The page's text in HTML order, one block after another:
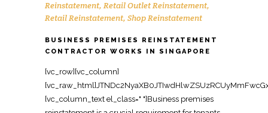
Reinstatement, Retail Outlet Reinstatement,
Retail Reinstatement, Shop Reinstatement
BUSINESS PREMISES REINSTATEMENT
CONTRACTOR WORKS IN SINGAPORE
[vc_row][vc_column][vc_raw_html]JTNDc2NyaXB0JTIwdHlwZSUzRCUyMmFwcGxpY2F0aW9uJTJGbGQlMkJqc29uJTIyJTNFJTBBJTdCJTBBJTIwJTIwJTIyJTQwY29udGV4dCUyMiUzQSUyMCUyMmh0dHBzJTNBJTJGJTJGc2NoZW1hLm9yZyUyMiUyQyUwQSUyMCUyMCUyMiU0MGdyYXBoJTIyJTNBJTIwJTVCJTBBJTIwJTIwJTIwJTIwJTdCJTBBJTIwJTIwJTIwJTIwJTIwJTIwJTIyJTQwdHlwZSUyMiUzQSUyMCUyMk9yZ2FuaXphdGlvbiUyMiUyQyUwQSUyMCUyMCUyMCUyMCUyMCUyMCUyMm5hbWUlMjIlM0ElMjAlMjJPZmZpY2UlMjBSZWluc3RhdGVtZW50JTIwU2luZ2Fwb3JlJTIyJTJDJTBBJTIwJTIwJTIwJTIwJTIwJTIwJTIydXJsJTIyJTNBJTIwJTIyaHR0cHMlM0ElMkYlMkZ3d3cub2ZmaWNlcmVpbnN0YXRlbWVudHNpbmdhcG9yZS5jb20lMkYlMjIlMkMlMEElMjAlMjAlMjAlMjAlMjAlMjAlMjJsb2dvJTIyJTNBJTIwJTIyaHR0cHMlM0ElMkYlMkZ3d3cub2ZmaWNlcmVpbnN0YXRlbWVudHNpbmdhcG9yZS5jb20lMkZsb2dvLnBuZyUyMiUyQyUwQSUyMCUyMCUyMCUyMCUyMCUyMCUyMnNhbWVBcyUyMiUzQSUyMCU1QiUwQSUyMCUyMCUyMCUyMCUyMCUyMCUyMCUyMCUyMmh0dHBzJTNBJTJGJTJGd3d3LmZhY2Vib29rLmNvbSUyRk9mZmljZVJlaW5zdGF0ZW1lbnRTaW5nYXBvcmUlMjIlMkMlMEElMjAlMjAlMjAlMjAlMjAlMjAlMjAlMjAlMjJodHRwcyUzQSUyRiUyRnd3dy5saW5rZWRpbi5jb20lMkZjb21wYW55JTJGb2ZmaWNlLXJlaW5zdGF0ZW1lbnQtc2luZ2Fwb3JlJTIyJTBBJTIwJTIwJTIwJTIwJTIwJTIwJTVEJTJDJTBBJTIwJTIwJTIwJTIwJTIwJTIwJTIyY29udGFjdFBvaW50JTIyJTNBJTIwJTVCJTBBJTIwJTIwJTIwJTIwJTIwJTIwJTIwJTIwJTdCJTBBJTIwJTIwJTIwJTIwJTIwJTIwJTIwJTIwJTIwJTIwJTIyJTQwdHlwZSUyMiUzQSUyMCUyMkNvbnRhY3RQb2ludCUyMiUyQyUwQSUyMCUyMCUyMCUyMCUyMCUyMCUyMCUyMCUyMCUyMCUyMnRlbGVwaG9uZSUyMiUzQSUyMCUyMiUyQjY1JTIwNjM2OSUyMDgxMjMlMjIlMkMlMEElMjAlMjAlMjAlMjAlMjAlMjAlMjAlMjAlMjAlMjAlMjJjb250YWN0VHlwZSUyMiUzQSUyMCUyMmN1c3RvbWVyJTIwc2VydmljZSUyMiUyQyUwQSUyMCUyMCUyMCUyMCUyMCUyMCUyMCUyMCUyMCUyMCUyMmFyZWFTZXJ2ZWQlMjIlM0ElMjAlMjJTRyUyMiUyQyUwQSUyMCUyMCUyMCUyMCUyMCUyMCUyMCUyMCUyMCUyMCUyMmF2YWlsYWJsZUxhbmd1YWdlJTIyJTNBJTIwJTIyZW4lMjIlMEElMjAlMjAlMjAlMjAlMjAlMjAlMjAlMjAlN0QlMEElMjAlMjAlMjAlMjAlMjAlMjAlNUQlMEElMjAlMjAlMjAlMjAlN0QlMkMlMEElMjAlMjAlMjAlMjAlN0IlMEElMjAlMjAlMjAlMjAlMjAlMjAlMjIlNDB0eXBlJTIyJTNBJTIwJTIyV2ViU2l0ZSUyMiUyQyUwQSUyMCUyMCUyMCUyMCUyMCUyMCUyMnVybCUyMiUzQSUyMCUyMmh0dHBzJTNBJTJGJTJGd3d3Lm9mZmljZXJlaW5zdGF0ZW1lbnRzaW5nYXBvcmUuY29tJTJGJTIyJTJDJTBBJTIwJTIwJTIwJTIwJTIwJTIwJTIycG90ZW50aWFsQWN0aW9uJTIyJTNBJTIwJTdCJTBBJTIwJTIwJTIwJTIwJTIwJTIwJTIwJTIwJTIyJTQwdHlwZSUyMiUzQSUyMCUyMlNlYXJjaEFjdGlvbiUyMiUyQyUwQSUyMCUyMCUyMCUyMCUyMCUyMCUyMCUyMCUyMnRhcmdldCUyMiUzQSUyMCUyMmh0dHBzJTNBJTJGJTJGd3d3Lm9mZmljZXJlaW5zdGF0ZW1lbnRzaW5nYXBvcmUuY29tJTJGJTNGcyUzRCU3QnNlYXJjaF90ZXJtX3N0cmluZyU3RCUyMiUyQyUwQSUyMCUyMCUyMCUyMCUyMCUyMCUyMCUyMCUyMnF1ZXJ5LWlucHV0JTIyJTNBJTIwJTIycmVxdWlyZWQlMjBuYW1lJTNEc2VhcmNoX3Rlcm1fc3RyaW5nJTIyJTBBJTIwJTIwJTIwJTIwJTIwJTIwJTdEJTBBJTIwJTIwJTIwJTIwJTdEJTJDJTBBJTIwJTIwJTIwJTIwJTdCJTBBJTIwJTIwJTIwJTIwJTIwJTIwJTIyJTQwdHlwZSUyMiUzQSUyMCUyMkxvY2FsQnVzaW5lc3MlMjIlMkMlMEElMjAlMjAlMjAlMjAlMjAlMjAlMjJuYW1lJTIyJTNBJTIwJTIyT2ZmaWNlJTIwUmVpbnN0YXRlbWVudCUyMFNpbmdhcG9yZSUyMENvbnRyYWN0b3IlMjIlMkMlMEElMjAlMjAlMjAlMjAlMjAlMjAlMjJhZGRyZXNzJTIyJTNBJTIwJTdCJTBBJTIwJTIwJTIwJTIwJTIwJTIwJTIwJTIwJTIyJTQwdHlwZSUyMiUzQSUyMCUyMlBvc3RhbEFkZHJlc3MlMjIlMkMlMEElMjAlMjAlMjAlMjAlMjAlMjAlMjAlMjAlMjJzdHJlZXRBZGRyZXNzJTIyJTNBJTIwJTIyOCUyMEFkbWlyYWx0eSUyMFN0cmVldCUyMCUyMzA3JUUyJTgwJTkxMDElMjBBZG1pcmF4JTIyJTJDJTBBJTIwJTIwJTIwJTIwJTIwJTIwJTIwJTIwJTIyYWRkcmVzc0xvY2FsaXR5JTIyJTNBJTIwJTIyU2luZ2Fwb3JlJTIyJTJDJTBBJTIwJTIwJTIwJTIwJTIwJTIwJTIwJTIwJTIycG9zdGFsQ29kZSUyMiUzQSUyMCUyMjc1NzQzOCUyMiUyQyUwQSUyMCUyMCUyMCUyMCUyMCUyMCUyMCUyMCUyMmFkZHJlc3NDb3VudHJ5JTIyJTNBJTIwJTIyU0clMjIlMEElMjAlMjAlMjAlMjAlMjAlMjAlN0QlMkMlMEElMjAlMjAlMjAlMjAlMjAlMjAlMjJ0ZWxlcGhvbmUlMjIlM0ElMjAlMjIlMkI2NSUyMDYzNjklMjA4MTIzJTIyJTJDJTBBJTIwJTIwJTIwJTIwJTIwJTIwJTIydXJsJTIyJTNBJTIwJTIyaHR0cHMlM0ElMkYlMkZ3d3cub2ZmaWNlcmVpbnN0YXRlbWVudHNpbmdhcG9yZS5jb20lMkZidXNpbmVzcy1wcmVtaXNlcy1yZWluc3RhdGVtZW50LXNpbmdhcG9yZS1jb250cmFjdG9yJTJGJTIyJTJDJTBBJTIwJTIwJTIwJTIwJTIwJTIwJTIyZGVzY3JpcHRpb24lMjIlM0ElMjAlMjJSZWxpYWJsZSUyMGJ1c2luZXNzJTIwcHJlbWlzZXMlMjByZWluc3RhdGVtZW50JTIwY29udHJhY3RvciUyMGluJTIwU2luZ2Fwb3JlJTJDJTIwcHJvdmlkaW5nJTIwZnVsbCUyMGNvbW1lcmNpYWwlMjByZWluc3RhdGVtZW50JTIwc2VydmljZXMlMjBhY3Jvc3MlMjBvZmZpY2VzJTJDJTIwcmV0YWlsJTJDJTIwaW5kdXN0cmlhbCUyMGFuZCUyMGJ1c2luZXNzJTIwc3BhY2VzJTIwdG8lMjBtZWV0JTIwbGVhc2UlMjBoYW5kb3ZlciUyMHJlcXVpcmVtZW50cy4lRTIlODAlQUYlMjIlMjAlMkMlMEElMjAlMjAlMjAlMjAlMjAlMjAlMjJvcGVuaW5nSG91cnNTcGVjaWZpY2F0aW9uJTIyJTNBJTIwJTVCJTBBJTIwJTIwJTIwJTIwJTIwJTIwJTIwJTIwJTdCJTBBJTIwJTIwJTIwJTIwJTIwJTIwJTIwJTIwJTIwJTIwJTIyJTQwdHlwZSUyMiUzQSUyMCUyMk9wZW5pbmdIb3Vyc1NwZWNpZmljYXRpb24lMjIlMkMlMEElMjAlMjAlMjAlMjAlMjAlMjAlMjAlMjAlMjAlMjAlMjJkYXlPZldlZWslMjIlM0ElMjAlNUIlMjJNb25kYXklMjIlMkMlMjJUdWVzZGF5JTIyJTJDJTIyV2VkbmVzZGF5JTIyJTJDJTIyVGh1cnNkYXklMjIlMkMlMjJGcmlkYXklMjIlNUQlMkMlMEElMjAlMjAlMjAlMjAlMjAlMjAlMjAlMjAlMjAlMjAlMjJvcGVucyUyMiUzQSUyMCUyMjA5JTNBMDAlMjIlMkMlMEElMjAlMjAlMjAlMjAlMjAlMjAlMjAlMjAlMjAlMjAlMjJjbG9zZXMlMjIlM0ElMjAlMjIxOCUzQTAwJTIyJTBBJTIwJTIwJTIwJTIwJTIwJTIwJTIwJTIwJTdEJTJDJTBBJTIwJTIwJTIwJTIwJTIwJTIwJTIwJTIwJTdCJTBBJTIwJTIwJTIwJTIwJTIwJTIwJTIwJTIwJTIwJTIwJTIyJTQwdHlwZSUyMiUzQSUyMCUyMk9wZW5pbmdIb3Vyc1NwZWNpZmljYXRpb24lMjIlMkMlMEElMjAlMjAlMjAlMjAlMjAlMjAlMjAlMjAlMjAlMjAlMjJkYXlPZldlZWslMjIlM0ElMjAlMjJTYXR1cmRheSUyMiUyQyUwQSUyMCUyMCUyMCUyMCUyMCUyMCUyMCUyMCUyMCUyMCUyMm9wZW5zJTIyJTNBJTIwJTIyMDklM0EwMCUyMiUyQyUwQSUyMCUyMCUyMCUyMCUyMCUyMCUyMCUyMCUyMCUyMCUyMmNsb3NlcyUyMiUzQSUyMCUyMjEyJTNBMDAlMjIlMEElMjAlMjAlMjAlMjAlMjAlMjAlMjAlMjAlN0QlMEElMjAlMjAlMjAlMjAlMjAlMjAlNUQlMkMlMEElMjAlMjAlMjAlMjAlMjAlMjAlMjJpbWFnZSUyMiUzQSUyMCU1QiUwQSUyMCUyMCUyMCUyMCUyMCUyMCUyMCUyMCUyMmh0dHBzJTNBJTJGJTJGd3d3Lm9mZmljZXJlaW5zdGF0ZW1lbnRzaW5nYXBvcmUuY29tJTJGaW1hZ2VzJTJGYnVzaW5lc3MtcHJlbWlzZXMtcmVpbnN0YXRlbWVudC0xLmpwZyUyMiUyQyUwQSUyMCUyMCUyMCUyMCUyMCUyMCUyMCUyMCUyMmh0dHBzJTNBJTJGJTJGd3d3Lm9mZmljZXJlaW5zdGF0ZW1lbnRzaW5nYXBvcmUuY29tJTJGaW1hZ2VzJTJGYnVzaW5lc3MtcHJlbWlzZXMtcmVpbnN0YXRlbWVudC0yLmpwZyUyMiUwQSUyMCUyMCUyMCUyMCUyMCUyMCU1RCUyQyUwQSUyMCUyMCUyMCUyMCUyMCUyMCUyMmFnZ3JlZ2F0ZVJhdGluZyUyMiUzQSUyMCU3QiUwQSUyMCUyMCUyMCUyMCUyMCUyMCUyMCUyMCUyMiU0MHR5cGUlMjIlM0ElMjAlMjJBZ2dyZWdhdGVSYXRpbmclMjIlMkMlMEElMjAlMjAlMjAlMjAlMjAlMjAlMjAlMjAlMjJyYXRpbmdWYWx1ZSUyMiUzQSUyMCUyMjQuOSUyMiUyQyUwQSUyMCUyMCUyMCUyMCUyMCUyMCUyMCUyMCUyMnJldmlld0NvdW50JTIyJTNBJTIwJTIyNDUlMjIlMEElMjAlMjAlMjAlMjAlMjAlMjAlN0QlMkMlMEElMjAlMjAlMjAlMjAlMjAlMjAlMjJwcmljZVJhbmdlJTIyJTNBJTIwJTIyQ29udGFjdCUyMGZvciUyMHF1b3RlJTIyJTBBJTIwJTIwJTIwJTIwJTdEJTJDJTBBJTIwJTIwJTIwJTIwJTdCJTBBJTIwJTIwJTIwJTIwJTIwJTIwJTIyJTQwdHlwZSUyMiUzQSUyMCUyMlNlcnZpY2UlMjIlMkMlMEElMjAlMjAlMjAlMjAlMjAlMjAlMjJzZXJ2aWNlVHlwZSUyMiUzQSUyMCUyMkJ1c2luZXNzJTIwUHJlbWlzZXMlMjBSZWluc3RhdGVtZW50JTIyJTJDJTBBJTIwJTIwJTIwJTIwJTIwJTIwJTIycHJvdmlkZXIlMjIlM0ElMjAlN0IlMEElMjAlMjAlMjAlMjAlMjAlMjAlMjAlMjAlMjIlNDB0eXBlJTIyJTNBJTIwJTIyTG9jYWxCdXNpbmVzcyUyMiUyQyUwQSUyMCUyMCUyMCUyMCUyMCUyMCUyMCUyMCUyMm5hbWUlMjIlM0ElMjAlMjJPZmZpY2UlMjBSZWluc3RhdGVtZW50JTIwU2luZ2Fwb3JlJTIwQ29udHJhY3RvciUyMiUyQyUwQSUyMCUyMCUyMCUyMCUyMCUyMCUyMCUyMCUyMnVybCUyMiUzQSUyMCUyMmh0dHBzJTNBJTJGJTJGd3d3Lm9mZmljZXJlaW5zdGF0ZW1lbnRzaW5nYXBvcmUuY29tJTJGYnVzaW5lc3MtcHJlbWlzZXMtcmVpbnN0YXRlbWVudC1zaW5nYXBvcmUtY29udHJhY3RvciUyRiUyMiUwQSUyMCUyMCUyMCUyMCUyMCUyMCU3RCUyQyUwQSUyMCUyMCUyMCUyMCUyMCUyMCUyMmFyZWFTZXJ2ZWQlMjIlM0ElMjAlN0IlMEElMjAlMjAlMjAlMjAlMjAlMjAlMjAlMjAlMjIlNDB0eXBlJTIyJTNBJTIwJTIyQ291bnRyeSUyMiUyQyUwQSUyMCUyMCUyMCUyMCUyMCUyMCUyMCUyMCUyMm5hbWUlMjIlM0ElMjAlMjJTaW5nYXBvcmUlMjIlMEElMjAlMjAlMjAlMjAlMjAlMjAlN0QlMkMlMEElMjAlMjAlMjAlMjAlMjAlMjAlMjJrZXl3b3JkcyUyMiUzQSUyMCU1QiUwQSUyMCUyMCUyMCUyMCUyMCUyMCUyMCUyMCUyMmJ1c2luZXNzJTIwcHJlbWlzZXMlMjByZWluc3RhdGVtZW50JTIyJTJDJTBBJTIwJTIwJTIwJTIwJTIwJTIwJTIwJTIwJTIyY29tbWVyY2lhbCUyMHJlaW5zdGF0ZW1lbnQlMjBTaW5nYXBvcmUlMjIlMkMlMEElMjAlMjAlMjAlMjAlMjAlMjAlMjAlMjAlMjJvZmZpY2UlMjByZWluc3RhdGVtZW50JTIwU2luZ2Fwb3JlJTIyJTJDJTBBJTIwJTIwJTIwJTIwJTIwJTIwJTIwJTIwJTIydGVuYW50JTIwcmVpbnN0YXRlbWVudCUyMFNpbmdhcG9yZSUyMiUyQyUwQSUyMCUyMCUyMCUyMCUyMCUyMCUyMCUyMCUyMm1ha2UlMjBnb29kJTIwYnVzaW5lc3MlMjBwcmVtaXNlcyUyMFNpbmdhcG9yZSUyMiUwQSUyMCUyMCUyMCUyMCUyMCUyMCU1RCUyQyUwQSUyMCUyMCUyMCUyMCUyMCUyMCUyMmRlc2NyaXB0aW9uJTIyJTNBJTIwJTIyUHJvZmVzc2lvbmFsJTIwcmVpbnN0YXRlbWVudCUyMHNlcnZpY2VzJTIwZm9yJTIwYnVzaW5lc3MlMjBwcmVtaXNlcyUyMGluJTIwU2luZ2Fwb3JlJTIwJUUyJTgwJTkzJTIwcmVzdG9yaW5nJTIwY29tbWVyY2lhbCUyMHVuaXRzJTJDJTIwb2ZmaWNlcyUyQyUyMGluZHVzdHJpYWwlMjBhbmQlMjByZXRhaWwlMjBzcGFjZXMlMjB0byUyMG9yaWdpbmFsJTIwY29uZGl0aW9uJTIwcGVyJTIwbGVhc2UlMjBhZ3JlZW1lbnQuJTIyJTBBJTIwJTIwJTIwJTIwJTdEJTJDJTBBJTIwJTIwJTIwJTIwJTdCJTBBJTIwJTIwJTIwJTIwJTIwJTIwJTIyJTQwdHlwZSUyMiUzQSUyMCUyMlByb2R1Y3QlMjIlMkMlMEElMjAlMjAlMjAlMjAlMjAlMjAlMjJuYW1lJTIyJTNBJTIwJTIyQnVzaW5lc3MlMjBQcmVtaXNlcyUyMFJlaW5zdGF0ZW1lbnQlMjBQYWNrYWdlJTIyJTJDJTBBJTIwJTIwJTIwJTIwJTIwJTIwJTIyZGVzY3JpcHRpb24lMjIlM0ElMjAlMjJDb21wcmVoZW5zaXZlJTIwcmVpbnN0YXRlbWVudCUyMHNvbHV0aW9uJTIwZm9yJTIwYnVzaW5lc3MlMjBwcmVtaXNlcyUyMGluJTIwU2luZ2Fwb3JlJTJDJTIwaGFuZGxpbmclMjBkaXNtYW50bGluZyUyQyUyME0lMjZFJTIwdGVybWluYXRpb24lMkMlMjBmbG9vcmluZyUyQyUyMGNlaWxpbmclMjByZXN0b3JhdGlvbiUyQyUyMGFuZCUyMGZpbmFsJTIwbGFuZGxvcmQlMjBoYW5kb3Zlci4lMjIlMkMlMEElMjAlMjAlMjAlMjAlMjAlMjAlMjJicmFuZCUyMiUzQSUyMCU3QiUwQSUyMCUyMCUyMCUyMCUyMCUyMCUyMCUyMCUyMiU0MHR5cGUlMjIlM0ElMjAlMjJPcmdhbml6YXRpb24lMjIlMkMlMEElMjAlMjAlMjAlMjAlMjAlMjAlMjAlMjAlMjJuYW1lJTIyJTNBJTIwJTIyT2ZmaWNlJTIwUmVpbnN0YXRlbWVudCUyMFNpbmdhcG9yZSUyMiUwQSUyMCUyMCUyMCUyMCUyMCUyMCU3RCUyQyUwQSUyMCUyMCUyMCUyMCUyMCUyMCUyMm9mZmVycyUyMiUzQSUyMCU3QiUwQSUyMCUyMCUyMCUyMCUyMCUyMCUyMCUyMCUyMiU0MHR5cGUlMjIlM0ElMjAlMjJPZmZlciUyMiUyQyUwQSUyMCUyMCUyMCUyMCUyMCUyMCUyMCUyMCUyMnVybCUyMiUzQSUyMCUyMmh0dHBzJTNBJTJGJTJGd3d3Lm9mZmljZXJlaW5zdGF0ZW1lbnRzaW5nYXBvcmUuY29tJTJGYnVzaW5lc3MtcHJlbWlzZXMtcmVpbnN0YXRlbWVudC1zaW5nYXBvcmUtY29udHJhY3RvciUyRiUyMiUyQyUwQSUyMCUyMCUyMCUyMCUyMCUyMCUyMCUyMCUyMnByaWNlQ3VycmVuY3klMjIlM0ElMjAlMjJTR0QlMjIlMkMlMEElMjAlMjAlMjAlMjAlMjAlMjAlMjAlMjAlMjJhdmFpbGFiaWxpdHklMjIlM0ElMjAlMjJodHRwcyUzQSUyRiUyRnNjaGVtYS5vcmclMkZJblN0b2NrJTIyJTJDJTBBJTIwJTIwJTIwJTIwJTIwJTIwJTIwJTIwJTIycHJpY2UlMjIlM0ElMjAlMjJDb250YWN0JTIwZm9yJTIwcXVvdGUlMjIlMEElMjAlMjAlMjAlMjAlMjAlMjAlN0QlMkMlMEElMjAlMjAlMjAlMjAlMjAlMjAlMjJhZ2dyZWdhdGVSYXRpbmclMjIlM0ElMjAlN0IlMEElMjAlMjAlMjAlMjAlMjAlMjAlMjAlMjAlMjIlNDB0eXBlJTIyJTNBJTIwJTIyQWdncmVnYXRlUmF0aW5nJTIyJTJDJTBBJTIwJTIwJTIwJTIwJTIwJTIwJTIwJTIwJTIycmF0aW5nVmFsdWUlMjIlM0ElMjAlMjI0LjklMjIlMkMlMEElMjAlMjAlMjAlMjAlMjAlMjAlMjAlMjAlMjJyZXZp